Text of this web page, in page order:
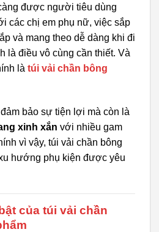
được người tiêu dùng
các chị em phụ nữ, việc sắp
và mang theo dễ dàng khi đi
là điều vô cùng cần thiết. Và
là túi vải chần bông
bảo sự tiện lợi mà còn là
xinh xắn với nhiều gam
vì vậy, túi vải chần bông
hướng phụ kiện được yêu
của túi vải chần